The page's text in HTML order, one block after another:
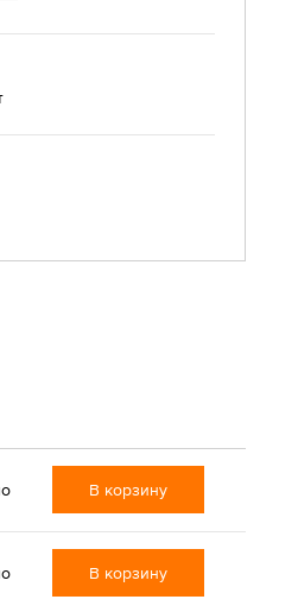
В корзину
В корзину